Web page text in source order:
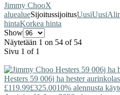
Jimmy ChooX
aluealueSijoitussijoitusUusiUusi
hintaKorkea hinta
Show
Näytetään 1 on 54 of 54
Sivu 1 of 1
Hesters 59 006j ha hester
£119.99£325.0010% alennusta